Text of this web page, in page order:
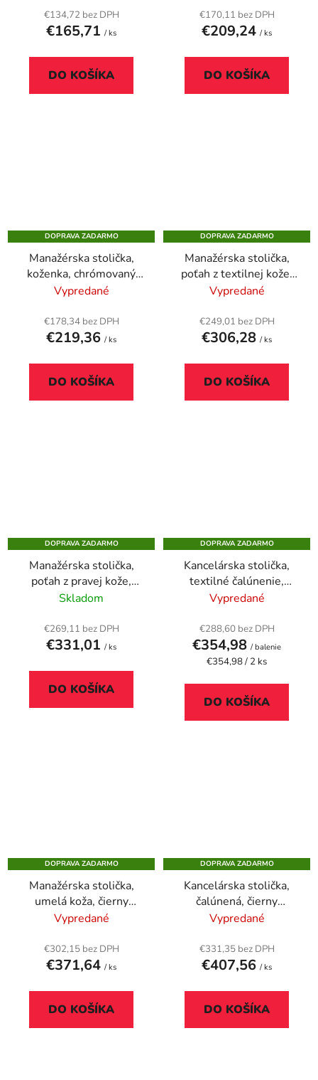
€134,72 bez DPH
€165,71 / ks
DO KOŠÍKA
€170,11 bez DPH
€209,24 / ks
DO KOŠÍKA
DOPRAVA ZADARMO
Manažérska stolička,
koženka, chrómovaný
podstavec,
čierna
Vypredané
€178,34 bez DPH
€219,36 / ks
DO KOŠÍKA
DOPRAVA ZADARMO
Manažérska stolička,
poťah z textilnej kože,
chrómový podstavec,
čierna
Vypredané
€249,01 bez DPH
€306,28 / ks
DO KOŠÍKA
DOPRAVA ZADARMO
Manažérska stolička,
poťah z pravej kože,
chrómový kríž na
XXL“, čierna
Skladom
€269,11 bez DPH
€331,01 / ks
DO KOŠÍKA
DOPRAVA ZADARMO
Kancelárska stolička,
textilné čalúnenie,
chrómový podstavec, 2
béžová
Vypredané
€288,60 bez DPH
€354,98 / balenie
Jednotková
€354,98 / 2 ks
DO KOŠÍKA
DOPRAVA ZADARMO
Manažérska stolička,
umelá koža, čierny
podstavec, "Buffalo PU",
Vypredané
€302,15 bez DPH
€371,64 / ks
DO KOŠÍKA
DOPRAVA ZADARMO
Kancelárska stolička,
čalúnená, čierny
podstavec, "BOSTON
Vypredané
€331,35 bez DPH
€407,56 / ks
DO KOŠÍKA